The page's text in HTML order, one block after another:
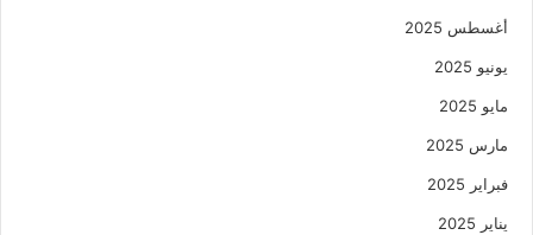
أغسطس 2025
يونيو 2025
مايو 2025
مارس 2025
فبراير 2025
يناير 2025